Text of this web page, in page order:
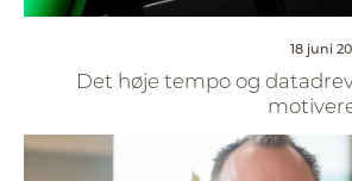
18 juni
Det høje tempo og